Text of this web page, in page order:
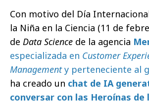
Con motivo del Día
la Niña en la Ciencia (11 de
de Data Science de la agencia
especializada en Customer
Managementy perteneciente al
ha creado un chat de IA
conversar con las Heroínas de